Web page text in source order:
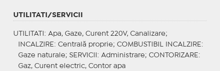
UTILITATI/SERVICII
UTILITATI : Apa, Gaze, Curent 220V, Canalizare;
INCALZIRE : Centrală proprie; COMBUSTIBIL INCALZIRE :
Gaze naturale; SERVICII : Administrare; CONTORIZARE :
Gaz, Curent electric, Contor apa